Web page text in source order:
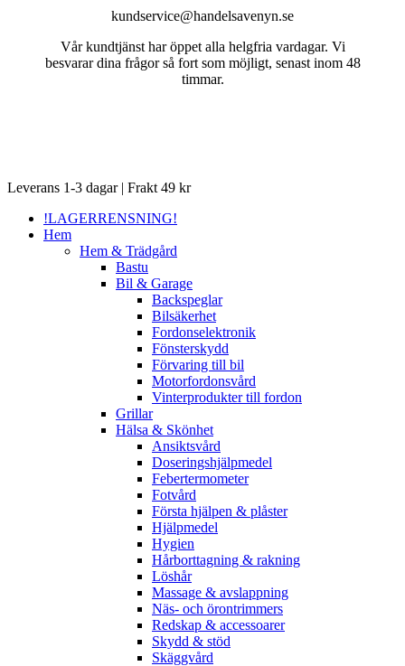
kundservice@handelsavenyn.se
Vår kundtjänst har öppet alla helgfria vardagar. Vi
besvarar dina frågor så fort som möjligt, senast inom 48
timmar.
Close
Leverans 1-3 dagar | Frakt 49 kr
!LAGERRENSNING!
Hem
Hem & Trädgård
Bastu
Bil & Garage
Backspeglar
Bilsäkerhet
Fordonselektronik
Fönsterskydd
Förvaring till bil
Motorfordonsvård
Vinterprodukter till fordon
Grillar
Hälsa & Skönhet
Ansiktsvård
Doseringshjälpmedel
Febertermometer
Fotvård
Första hjälpen & plåster
Hjälpmedel
Hygien
Hårborttagning & rakning
Löshår
Massage & avslappning
Näs- och örontrimmers
Redskap & accessoarer
Skydd & stöd
Skäggvård